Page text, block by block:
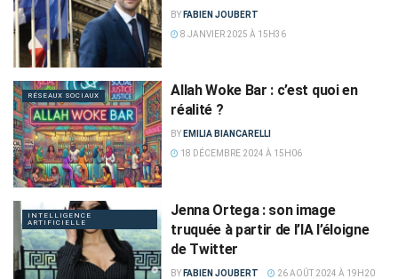
BY FABIEN JOUBERT
8 JANVIER 2025 À 15H36
RÉSEAUX SOCIAUX
Allah Woke Bar : c’est quoi en
réalité ?
BY EMILIA BIANCARELLI
18 DÉCEMBRE 2024 À 15H06
INTELLIGENCE
ARTIFICIELLE
Jenna Ortega : son image
truquée à partir de l’IA l’éloigne
de Twitter
BY FABIEN JOUBERT 26 AOÛT 2024 À 19H20